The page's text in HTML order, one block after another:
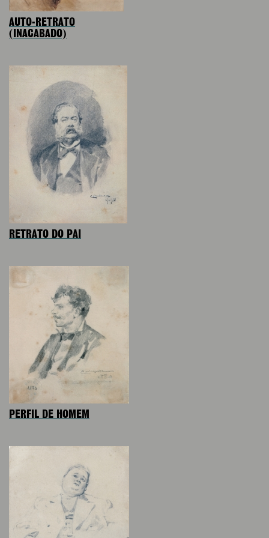
AUTO-RETRATO
(INACABADO)
RETRATO DO PAI
PERFIL DE HOMEM